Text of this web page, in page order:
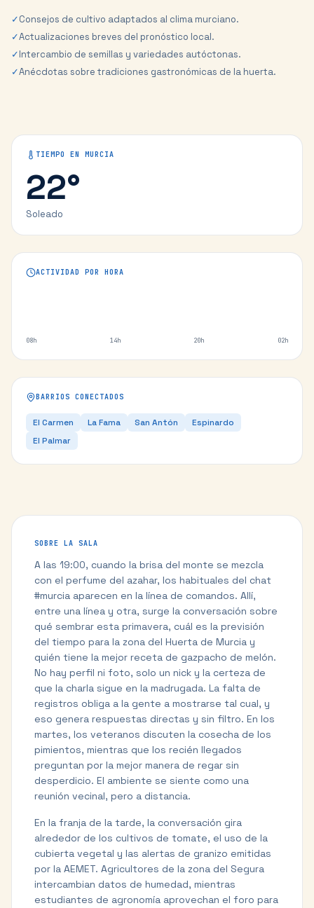
✓Consejos de cultivo adaptados al clima murciano.
✓Actualizaciones breves del pronóstico local.
✓Intercambio de semillas y variedades autóctonas.
✓Anécdotas sobre tradiciones gastronómicas de la huerta.
TIEMPO EN MURCIA
22°
Soleado
ACTIVIDAD POR HORA
08h 14h 20h 02h
BARRIOS CONECTADOS
El Carmen La Fama San Antón
Espinardo
El Palmar
SOBRE LA SALA
A las 19:00, cuando la brisa del monte se mezcla
con el perfume del azahar, los habituales del chat
#murcia aparecen en la línea de comandos. Allí,
entre una línea y otra, surge la conversación sobre
qué sembrar esta primavera, cuál es la previsión
del tiempo para la zona del Huerta de Murcia y
quién tiene la mejor receta de gazpacho de melón.
No hay perfil ni foto, solo un nick y la certeza de
que la charla sigue en la madrugada. La falta de
registros obliga a la gente a mostrarse tal cual, y
eso genera respuestas directas y sin filtro. En los
martes, los veteranos discuten la cosecha de los
pimientos, mientras que los recién llegados
preguntan por la mejor manera de regar sin
desperdicio. El ambiente se siente como una
reunión vecinal, pero a distancia.
En la franja de la tarde, la conversación gira
alrededor de los cultivos de tomate, el uso de la
cubierta vegetal y las alertas de granizo emitidas
por la AEMET. Agricultores de la zona del Segura
intercambian datos de humedad, mientras
estudiantes de agronomía aprovechan el foro para